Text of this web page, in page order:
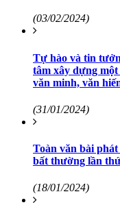
(03/02/2024)
Tự hào và tin
tâm xây dựng
văn minh, văn
(31/01/2024)
Toàn văn bài
bất thường lần
(18/01/2024)